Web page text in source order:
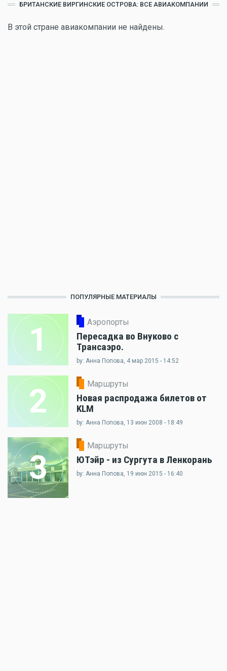
БРИТАНСКИЕ ВИРГИНСКИЕ ОСТРОВА: ВСЕ АВИАКОМПАНИИ
В этой стране авиакомпании не найдены.
ПОПУЛЯРНЫЕ МАТЕРИАЛЫ
1 Аэропорты
Пересадка во Внуково с
Трансаэро.
by: Анна Попова, 4 мар 2015 - 14:52
2 Маршруты
Новая распродажа билетов от
KLM
by: Анна Попова, 13 июн 2008 - 18:49
3
Маршруты
ЮТэйр - из Сургута в Ленкорань
by: Анна Попова, 19 июн 2015 - 16:40